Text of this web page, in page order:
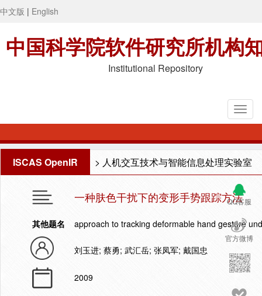
中文版 | English
中国科学院软件研究所机构
Institutional Repository
ISCAS OpenIR > 人机交互技术与智能信息处理实验室
QQ客服
官方微博
一种肤色干扰下的变形手势跟踪方法
其他题名 approach to tracking deformable hand gesture
刘玉进; 蔡勇; 武汇岳; 张凤军; 戴国忠
2009